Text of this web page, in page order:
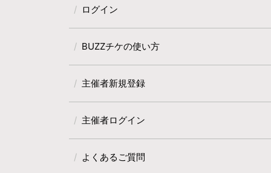
ログイン
BUZZチケの使い方
主催者新規登録
主催者ログイン
よくあるご質問